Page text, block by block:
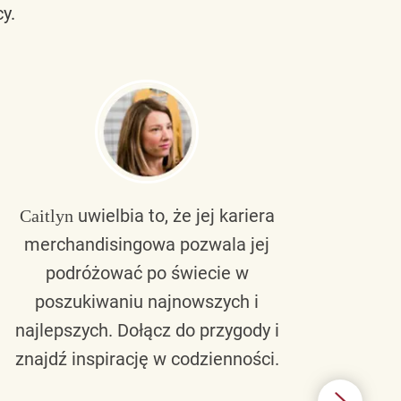
Caitlynuwielbia to, że jej kariera
merchandisingowa pozwala jej
podróżować po świecie w
poszukiwaniu najnowszych i
najlepszych. Dołącz do przygody i
znajdź inspirację w codzienności.